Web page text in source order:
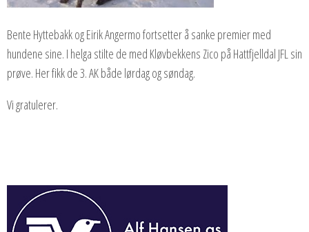
Bente Hyttebakk og Eirik Angermo fortsetter å sanke premier med
hundene sine. I helga stilte de med Kløvbekkens Zico på Hattfjelldal JFL sin
prøve. Her fikk de 3. AK både lørdag og søndag.
Vi gratulerer.